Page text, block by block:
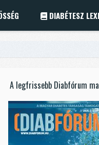
DIABÉTESZ
A legfrissebb Diabfórum